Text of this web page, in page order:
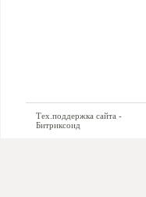
Тех.поддержка сайта -
Битриксоид